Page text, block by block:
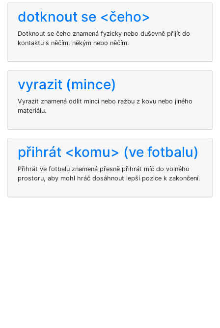
dotknout se <čeho>
Dotknout se čeho znamená fyzicky nebo duševně přijít do
kontaktu s něčím, někým nebo něčím.
vyrazit (mince)
Vyrazit znamená odlit minci nebo ražbu z kovu nebo jiného
materiálu.
přihrát <komu> (ve fotbalu)
Přihrát ve fotbalu znamená přesně přihrát míč do volného
prostoru, aby mohl hráč dosáhnout lepší pozice k zakončení.